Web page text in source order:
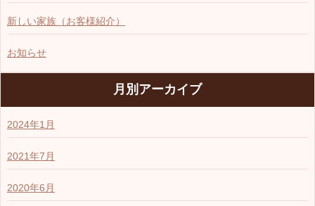
新しい家族（お客様紹介）
お知らせ
月別アーカイブ
2024年1月
2021年7月
2020年6月